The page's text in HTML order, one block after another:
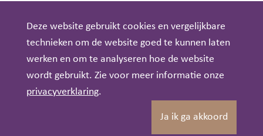
Deze website gebruikt cookies en vergelijkbare
technieken om de website goed te kunnen laten
werken en om te analyseren hoe de website
wordt gebruikt. Zie voor meer informatie onze
privacyverklaring.
Ja ik ga akkoord